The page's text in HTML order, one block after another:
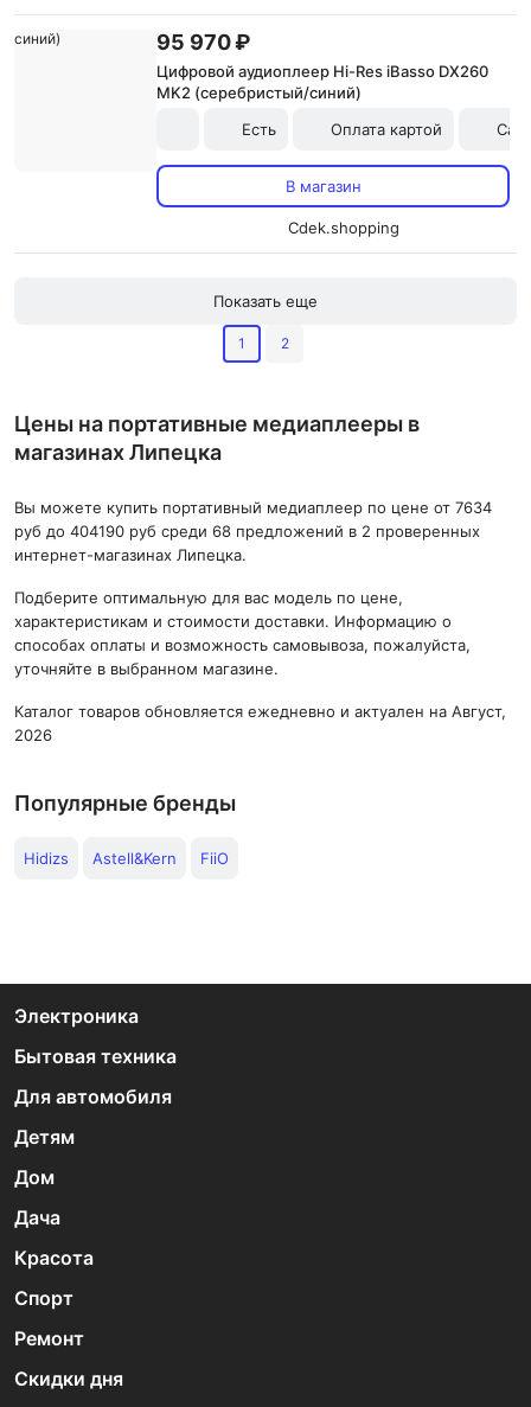
95 970 ₽
Цифровой аудиоплеер Hi-Res iBasso DX260
MK2 (серебристый/синий)
Есть
Оплата картой
В магазин
Cdek.shopping
Показать еще
1 2
Цены на портативные медиаплееры в
магазинах Липецка
Вы можете купить портативный медиаплеер по цене от 7634
руб до 404190 руб среди 68 предложений в 2 проверенных
интернет-магазинах Липецка.
Подберите оптимальную для вас модель по цене,
характеристикам и стоимости доставки. Информацию о
способах оплаты и возможность самовывоза, пожалуйста,
уточняйте в выбранном магазине.
Каталог товаров обновляется ежедневно и актуален на Август,
2026
Популярные бренды
Hidizs Astell&Kern FiiO
Электроника
Бытовая техника
Для автомобиля
Детям
Дом
Дача
Красота
Спорт
Ремонт
Скидки дня